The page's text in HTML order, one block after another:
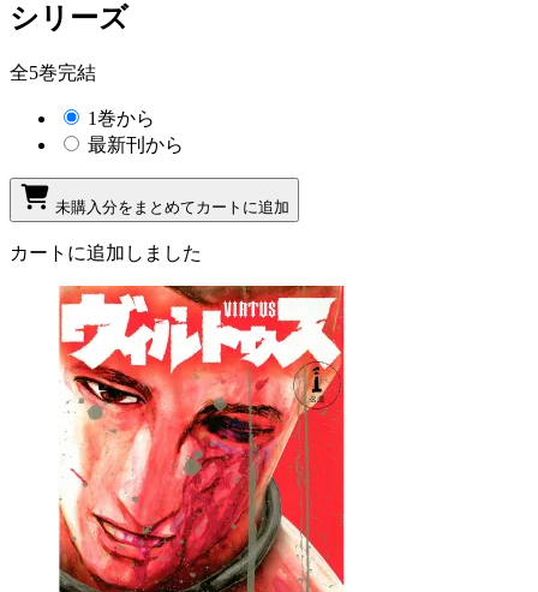
シリーズ
全5巻完結
1巻から
最新刊から
未購入分をまとめてカートに追加
カートに追加しました